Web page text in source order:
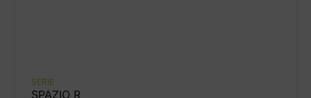
SERIE
SPAZIO R